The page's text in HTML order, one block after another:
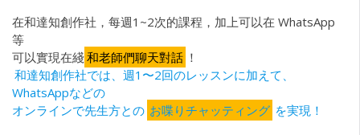
在和達知創作社，每週1~2次的課程，加上可以在 WhatsApp
等
可以實現在綫和老師們聊天對話 ！
和達知創作社では、週1〜2回のレッスンに加えて、
WhatsAppなどの
オンラインで先生方との お喋りチャッティング を実現！